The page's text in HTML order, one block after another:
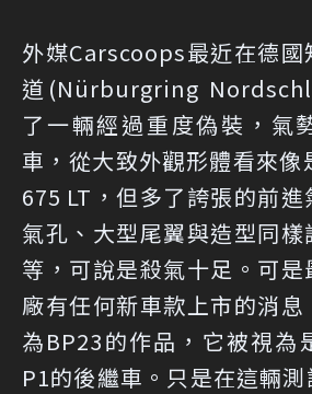
外媒Carscoops最近在德國
道(Nürburgring
了一輛經過重度偽裝，氣
車，從大致外觀形體看來
675 LT，但多了誇張的前進
氣孔、大型尾翼與造型同
等，可說是殺氣十足。可
廠有任何新車款上市的消
為BP23的作品，它被視為
P1的後繼車。只是在這輛